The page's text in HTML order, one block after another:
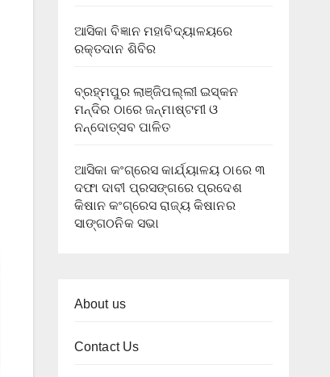
ଆସିକା ବିଜ୍ଞାନ ମହାବିଦ୍ୟାଳୟରେ
ରକ୍ତଦାନ ଶିବିର
ବ୍ରହ୍ମପୁର ଲାଞ୍ଜିପଲ୍ଲୀ ଇସ୍କନ
ମନ୍ଦିର ଠାରେ ଜନ୍ମାଷ୍ଟମୀ ଓ
ନନ୍ଦୋତ୍ସବ ପାଳିତ
ଆସିକା କଂଗ୍ରେସ କାର୍ଯ୍ୟାଳୟ ଠାରେ ୩
ଦଫା ଦାବୀ ପ୍ରସଙ୍ଗରେ ପ୍ରଦେଶ
କିଷାନ କଂଗ୍ରେସ ରାଜ୍ୟ କିଷାନର
ସାଙ୍ଗଠନିକ ସଭା
About us
Contact Us